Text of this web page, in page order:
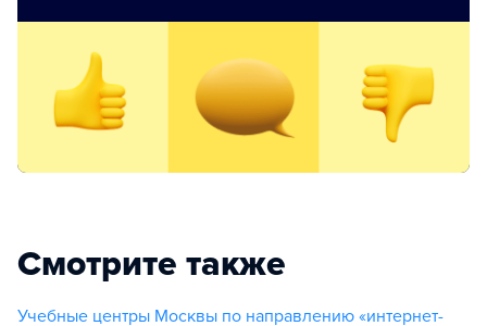
Смотрите также
Учебные центры Москвы по направлению «интернет-